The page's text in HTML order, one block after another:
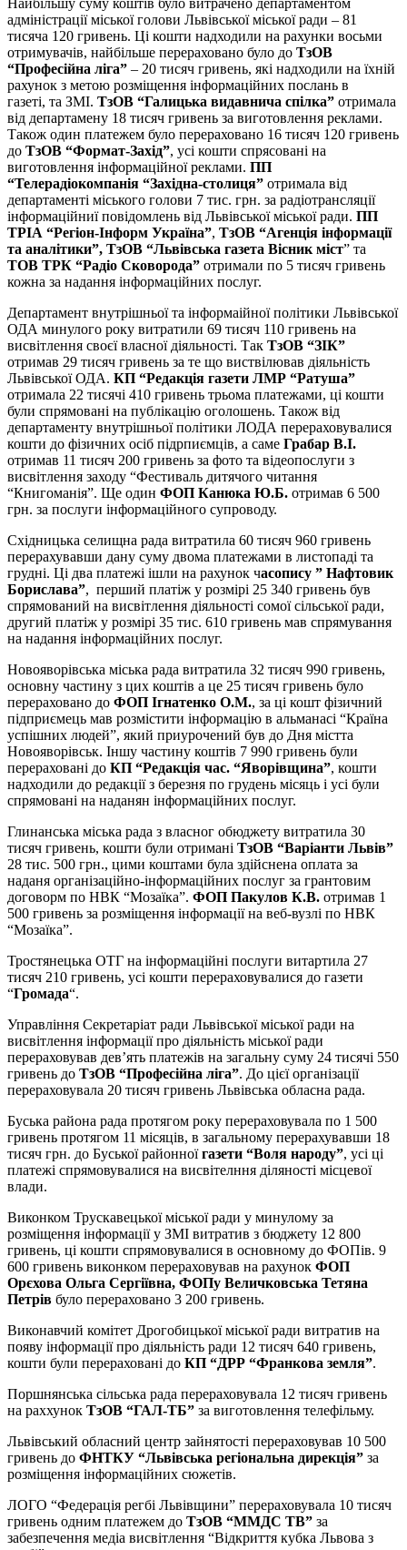
адміністрації міської голови Львівської міської ради – 81
тисяча 120 гривень. Ці кошти надходили на рахунки восьми
отримувачів, найбільше перераховано було до ТзОВ
“Професійна ліга” – 20 тисяч гривень, які надходили на їхній
рахунок з метою розміщення інформаційних послань в
газеті, та ЗМІ. ТзОВ “Галицька видавнича спілка” отримала
від департамену 18 тисяч гривень за виготовлення реклами.
Також один платежем було перераховано 16 тисяч 120 гривень
до ТзОВ “Формат-Захід”, усі кошти спрясовані на
виготовлення інформаційної реклами. ПП
“Телерадіокомпанія “Західна-столиця” отримала від
департаменті міського голови 7 тис. грн. за радіотрансляції
інформаційниї повідомлень від Львівської міської ради. ПП
ТРІА “Регіон-Інформ Україна”, ТзОВ “Агенція інформації
та аналітики”, ТзОВ “Львівська газета Вісник міст” та
ТОВ ТРК “Радіо Сковорода” отримали по 5 тисяч гривень
кожна за надання інформаційних послуг.
Департамент внутрішньої та інформаійної політики Львівської
ОДА минулого року витратили 69 тисяч 110 гривень на
висвітлення своєї власної діяльності. Так ТзОВ “ЗІК”
отримав 29 тисяч гривень за те що виствілював діяльність
Львівської ОДА. КП “Редакція газети ЛМР “Ратуша”
отримала 22 тисячі 410 гривень трьома платежами, ці кошти
були спрямовані на публікацію оголошень. Також від
департаменту внутрішньої політики ЛОДА перераховувалися
кошти до фізичних осіб підрпиємців, а саме Грабар В.І.
отримав 11 тисяч 200 гривень за фото та відеопослуги з
висвітлення заходу “Фестиваль дитячого читання
“Книгоманія”. Ще один ФОП Канюка Ю.Б. отримав 6 500
грн. за послуги інформаційного супроводу.
Східницька селищна рада витратила 60 тисяч 960 гривень
перерахувавши дану суму двома платежами в листопаді та
грудні. Ці два платежі ішли на рахунок часопису ” Нафтовик
Борислава”, перший платіж у розмірі 25 340 гривень був
спрямований на висвітлення діяльності сомої сільської ради,
другий платіж у розмірі 35 тис. 610 гривень мав спрямування
на надання інформаційних послуг.
Новояворівська міська рада витратила 32 тисяч 990 гривень,
основну частину з цих коштів а це 25 тисяч гривень було
перераховано до ФОП Ігнатенко О.М., за ці кошт фізичний
підприємець мав розмістити інформацію в альманасі “Країна
успішних людей”, який приурочений був до Дня містта
Новояворівськ. Іншу частину коштів 7 990 гривень були
перераховані до КП “Редакція час. “Яворівщина”, кошти
надходили до редакції з березня по грудень місяць і усі були
спрямовані на наданян інформаційних послуг.
Глинанська міська рада з власног обюджету витратила 30
тисяч гривень, кошти були отримані ТзОВ “Варіанти Львів”
28 тис. 500 грн., цими коштами була здійснена оплата за
наданя організаційно-інформаційних послуг за грантовим
договорм по НВК “Мозаїка”. ФОП Пакулов К.В. отримав 1
500 гривень за розміщення інформації на веб-вузлі по НВК
“Мозаїка”.
Тростянецька ОТГ на інформаційні послуги витартила 27
тисяч 210 гривень, усі кошти перераховувалися до газети
“Громада“.
Управління Секретаріат ради Львівської міської ради на
висвітлення інформації про діяльність міської ради
перераховував дев’ять платежів на загальну суму 24 тисячі 550
гривень до ТзОВ “Професійна ліга”. До цієї організації
перераховувала 20 тисяч гривень Львівська обласна рада.
Буська района рада протягом року перераховувала по 1 500
гривень протягом 11 місяців, в загальному перерахувавши 18
тисяч грн. до Буської районноїгазети “Воля народу”, усі ці
платежі спрямовувалися на висвітелння діляності місцевої
влади.
Виконком Трускавецької міської ради у минулому за
розміщення інформації у ЗМІ витратив з бюджету 12 800
гривень, ці кошти спрямовувалися в основному до ФОПів. 9
600 гривень виконком перераховував на рахунок ФОП
Орєхова Ольга Сергіївна, ФОПу Величковська Тетяна
Петрів було перераховано 3 200 гривень.
Виконавчий комітет Дрогобицької міської ради витратив на
появу інформації про діяльність ради 12 тисяч 640 гривень,
кошти були перераховані до КП “ДРР “Франкова земля”.
Поршнянська сільська рада перераховувала 12 тисяч гривень
на раххунок ТзОВ “ГАЛ-ТБ” за виготовлення телефільму.
Львівський обласний центр зайнятості перераховував 10 500
гривень до ФНТКУ “Львівська регіональна дирекція” за
розміщення інформаційних сюжетів.
ЛОГО “Федерація регбі Львівщини” перераховувала 10 тисяч
гривень одним платежем до ТзОВ “ММДС ТВ” за
забезпечення медіа висвітлення “Відкриття кубка Львова з